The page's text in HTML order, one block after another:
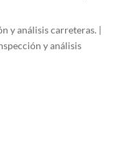
y análisis carreteras. |
y análisis